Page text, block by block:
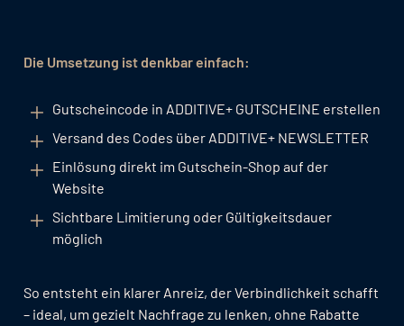
Die Umsetzung ist denkbar einfach:
Gutscheincode in ADDITIVE+ GUTSCHEINE erstellen
Versand des Codes über ADDITIVE+ NEWSLETTER
Einlösung direkt im Gutschein-Shop auf der
Website
Sichtbare Limitierung oder Gültigkeitsdauer
möglich
So entsteht ein klarer Anreiz, der Verbindlichkeit schafft
– ideal, um gezielt Nachfrage zu lenken, ohne Rabatte